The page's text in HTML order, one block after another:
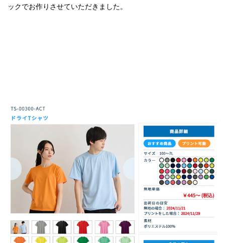
ックでお作りさせていただきました。